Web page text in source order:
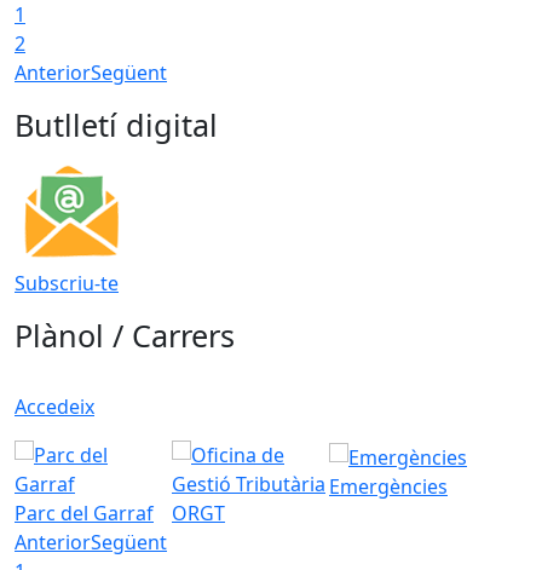
1
2
AnteriorSegüent
Butlletí digital
Subscriu-te
Plànol / Carrers
Accedeix
Parc del Garraf ORGT
Emergències
AnteriorSegüent